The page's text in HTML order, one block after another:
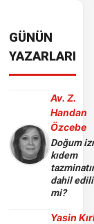
GÜNÜN
YAZARLARI
Av. Z.
Handan
Özcebe
Doğum
kıdem
dahil
mi?
Yasin